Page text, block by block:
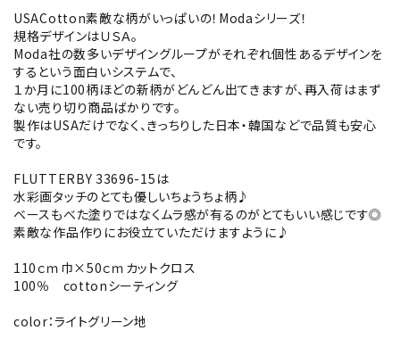
USACotton素敵な柄がいっぱいの！Modaシリーズ！
規格デザインはＵＳＡ。
Moda社の数多いデザイングループがそれぞれ個性あるデザインを
するという面白いシステムで、
１か月に100柄ほどの新柄がどんどん出てきますが、再入荷はまず
ない売り切り商品ばかりです。
製作はUSAだけでなく、きっちりした日本・韓国などで品質も安心
です。
FLUTTERBY 33696-15は
水彩画タッチのとても優しいちょうちょ柄♪
ベースもべた塗りではなくムラ感が有るのがとてもいい感じです◎
素敵な作品作りにお役立ていただけますように♪
110ｃｍ巾×50ｃｍカットクロス
100％ cottonシーティング
color：ライトグリーン地